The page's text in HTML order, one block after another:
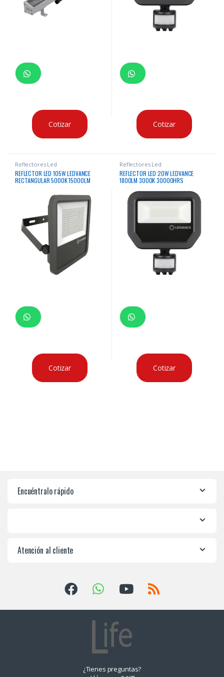
Cotizar Cotizar
Reflectores Led
REFLECTOR LED 105W LEDVANCE
RECTANGULAR 5000K 15000LM
Cotizar
Reflectores Led
REFLECTOR LED 20W LEDVANCE
1800LM 3000K 30000HRS
Cotizar
Encuéntralo rápido
Atención al cliente
¿Tienes preguntas?